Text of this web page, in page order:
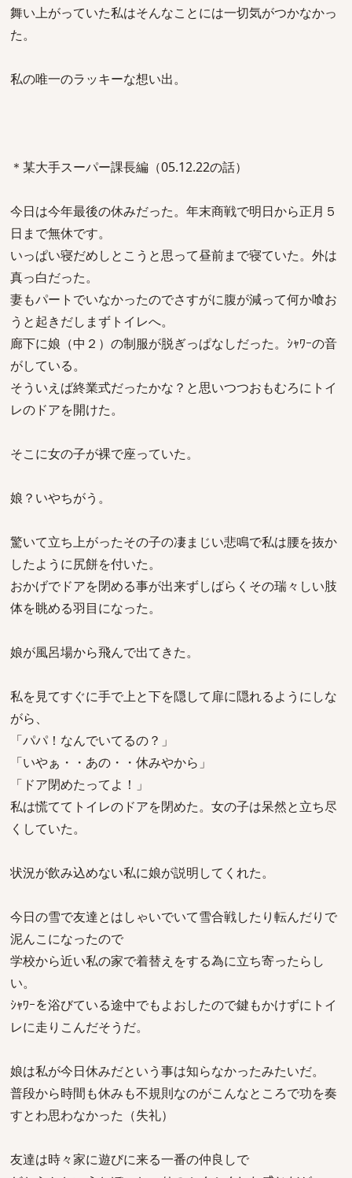
舞い上がっていた私はそんなことには一切気がつかなかっ
た。
私の唯一のラッキーな想い出。
＊某大手スーパー課長編（05.12.22の話）
今日は今年最後の休みだった。年末商戦で明日から正月５
日まで無休です。
いっぱい寝だめしとこうと思って昼前まで寝ていた。外は
真っ白だった。
妻もパートでいなかったのでさすがに腹が減って何か喰お
うと起きだしまずトイレへ。
廊下に娘（中２）の制服が脱ぎっぱなしだった。ｼｬﾜｰの音
がしている。
そういえば終業式だったかな？と思いつつおもむろにトイ
レのドアを開けた。
そこに女の子が裸で座っていた。
娘？いやちがう。
驚いて立ち上がったその子の凄まじい悲鳴で私は腰を抜か
したように尻餅を付いた。
おかげでドアを閉める事が出来ずしばらくその瑞々しい肢
体を眺める羽目になった。
娘が風呂場から飛んで出てきた。
私を見てすぐに手で上と下を隠して扉に隠れるようにしな
がら、
「パパ！なんでいてるの？」
「いやぁ・・あの・・休みやから」
「ドア閉めたってよ！」
私は慌ててトイレのドアを閉めた。女の子は呆然と立ち尽
くしていた。
状況が飲み込めない私に娘が説明してくれた。
今日の雪で友達とはしゃいでいて雪合戦したり転んだりで
泥んこになったので
学校から近い私の家で着替えをする為に立ち寄ったらし
い。
ｼｬﾜｰを浴びている途中でもよおしたので鍵もかけずにトイ
レに走りこんだそうだ。
娘は私が今日休みだという事は知らなかったみたいだ。
普段から時間も休みも不規則なのがこんなところで功を奏
すとわ思わなかった（失礼）
友達は時々家に遊びに来る一番の仲良しで